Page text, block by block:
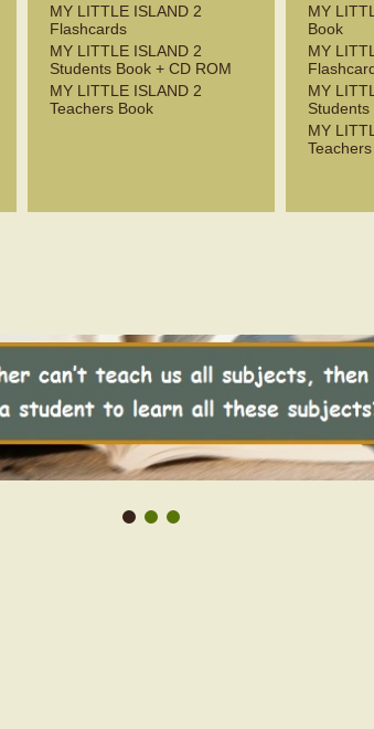
MY LITTLE ISLAND 2
Flashcards
MY LITTLE ISLAND 2
Students Book + CD ROM
MY LITTLE ISLAND 2
Teachers Book
MY
Book
MY
MY
Students
MY